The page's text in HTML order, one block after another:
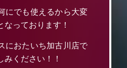
にでも使えるから大変
なっております！
におたいち加古川店で
みください！！